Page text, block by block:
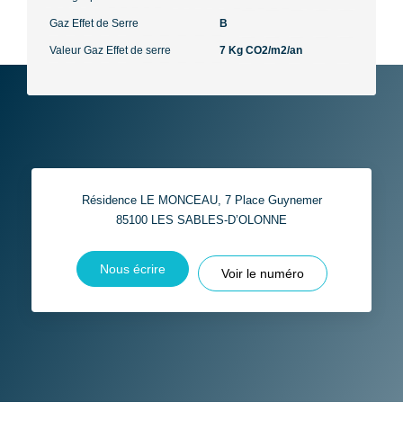
Gaz Effet de Serre B
Valeur Gaz Effet de serre 7 Kg CO2/m2/an
Résidence LE MONCEAU, 7 Place Guynemer
85100 LES SABLES-D’OLONNE
Nous écrire Voir le numéro